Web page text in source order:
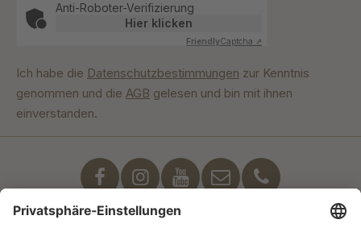
Anti-Roboter-Verifizierung
Hier klicken
FriendlyCaptcha ⇗
Ich habe die Datenschutzbestimmungen zur Kenntnis
genommen und die AGB gelesen und bin mit ihnen
einverstanden.